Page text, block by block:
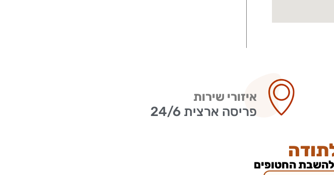
איזורי שירות
פריסה ארצית 24/6
החטופים